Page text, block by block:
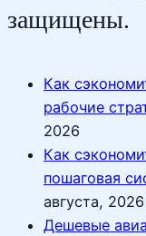
защищены.
Как
рабочие
2026
Как
пошаговая
августа, 2026
Дешевые